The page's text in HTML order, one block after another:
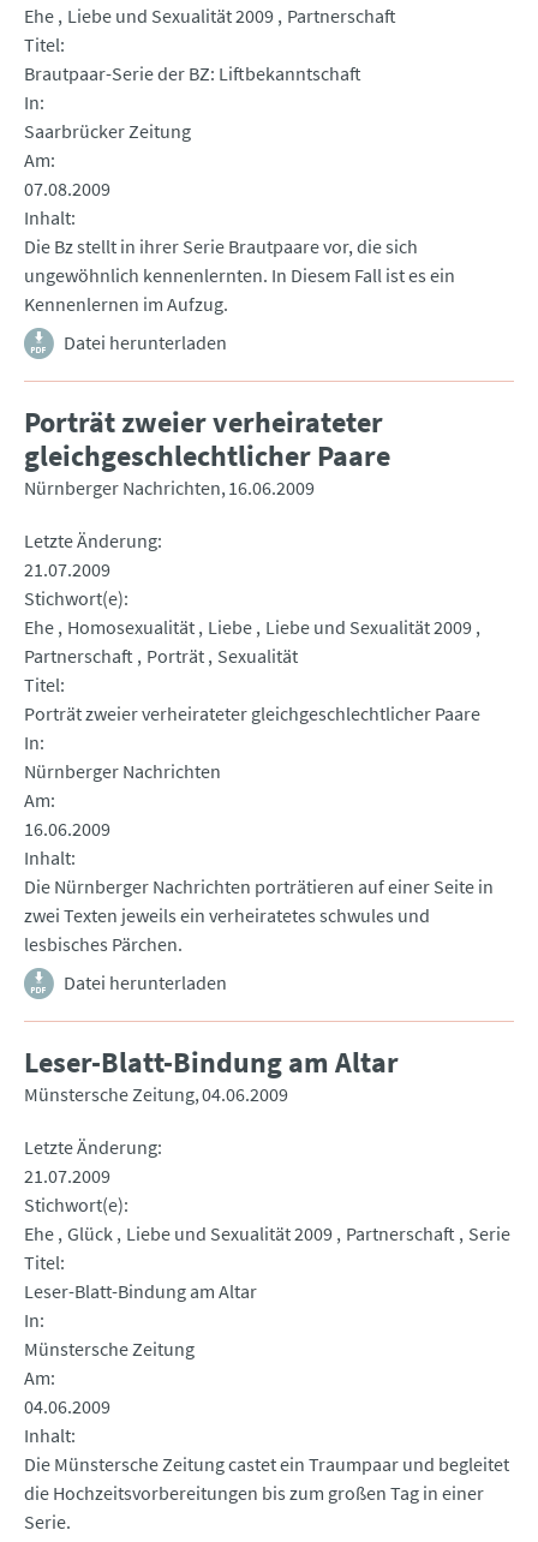
Ehe Liebe und Sexualität 2009 Partnerschaft
Titel
Brautpaar-Serie der BZ: Liftbekanntschaft
In
Saarbrücker Zeitung
Am
07.08.2009
Inhalt
Die Bz stellt in ihrer Serie Brautpaare vor, die sich
ungewöhnlich kennenlernten. In Diesem Fall ist es ein
Kennenlernen im Aufzug.
Datei herunterladen
Porträt zweier verheirateter
gleichgeschlechtlicher Paare
Nürnberger Nachrichten 16.06.2009
Letzte Änderung
21.07.2009
Stichwort(e)
Ehe Homosexualität Liebe Liebe und Sexualität 2009
Partnerschaft Porträt Sexualität
Titel
Porträt zweier verheirateter gleichgeschlechtlicher Paare
In
Nürnberger Nachrichten
Am
16.06.2009
Inhalt
Die Nürnberger Nachrichten porträtieren auf einer Seite in
zwei Texten jeweils ein verheiratetes schwules und
lesbisches Pärchen.
Datei herunterladen
Leser-Blatt-Bindung am Altar
Münstersche Zeitung 04.06.2009
Letzte Änderung
21.07.2009
Stichwort(e)
Ehe Glück Liebe und Sexualität 2009 Partnerschaft Serie
Titel
Leser-Blatt-Bindung am Altar
In
Münstersche Zeitung
Am
04.06.2009
Inhalt
Die Münstersche Zeitung castet ein Traumpaar und begleitet
die Hochzeitsvorbereitungen bis zum großen Tag in einer
Serie.